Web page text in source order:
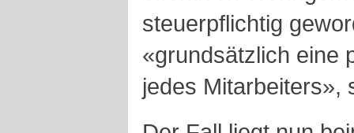
steuerpflichtig
«grundsätzlich eine
jedes Mitarbeiters»,